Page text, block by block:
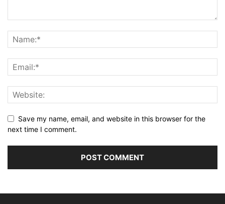
Save my name, email, and website in this browser for the
next time I comment.